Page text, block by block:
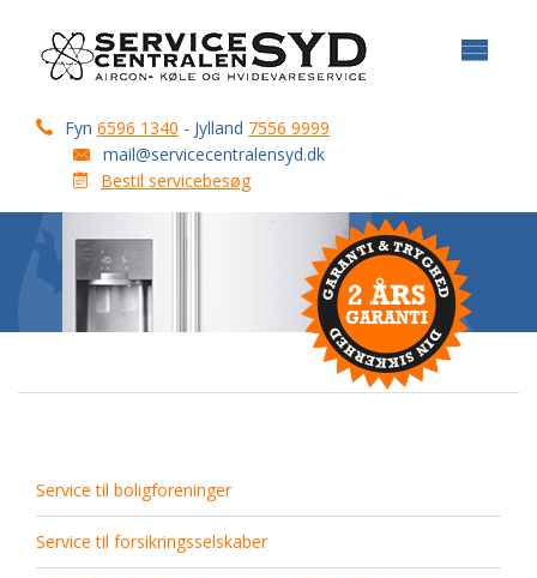
Fyn 6596 1340 - Jylland 7556 9999
mail@servicecentralensyd.dk
Bestil servicebesøg
Service til boligforeninger
Service til forsikringsselskaber